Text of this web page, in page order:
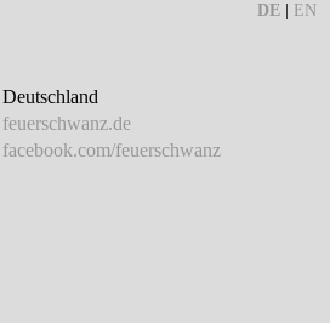
DE| EN
Deutschland
feuerschwanz.de
facebook.com/feuerschwanz